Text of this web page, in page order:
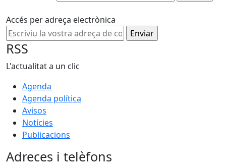
Accés per adreça electrònica
RSS
L'actualitat a un clic
Agenda
Agenda política
Avisos
Notícies
Publicacions
Adreces i telèfons